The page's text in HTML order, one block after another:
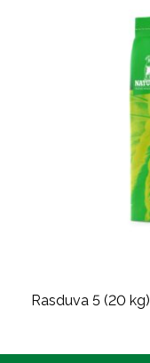
Rasduva 5 (20 kg)